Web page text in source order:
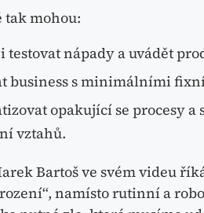
mohou:
testovat nápady a uvádět
business s minimálními
opakující se procesy
vztahů.
Bartoš ve svém videu
namísto rutinní a